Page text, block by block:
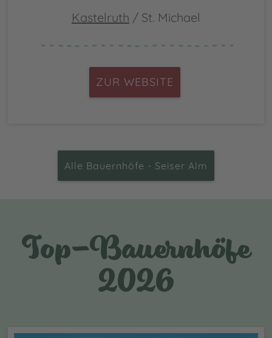
Kastelruth / St. Michael
ZUR WEBSITE
Alle Bauernhöfe - Seiser Alm
Top-Bauernhöfe
2026